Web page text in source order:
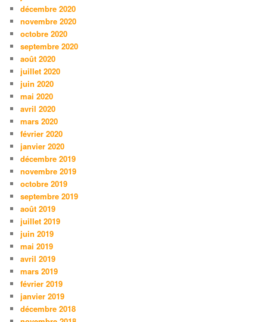
décembre 2020
novembre 2020
octobre 2020
septembre 2020
août 2020
juillet 2020
juin 2020
mai 2020
avril 2020
mars 2020
février 2020
janvier 2020
décembre 2019
novembre 2019
octobre 2019
septembre 2019
août 2019
juillet 2019
juin 2019
mai 2019
avril 2019
mars 2019
février 2019
janvier 2019
décembre 2018